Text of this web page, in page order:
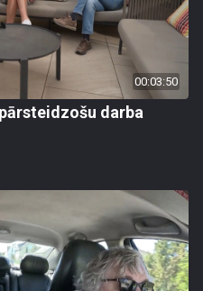
00:03:50
darba